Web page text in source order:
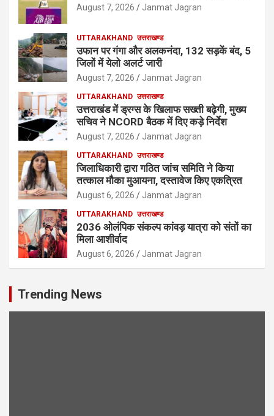
August 7, 2026 Janmat Jagran
UTTARAKHAND उत्तराखण्ड
उफान पर गंगा और अलकनंदा, 132 सड़कें बंद, 5
जिलों में येलो अलर्ट जारी
August 7, 2026 Janmat Jagran
UTTARAKHAND उत्तराखण्ड
उत्तराखंड में ड्रग्स के खिलाफ सख्ती बढ़ेगी, मुख्य
सचिव ने NCORD बैठक में दिए कड़े निर्देश
August 7, 2026 Janmat Jagran
UTTARAKHAND उत्तराखण्ड
जिलाधिकारी द्वारा गठित जांच समिति ने किया
तत्काल मौका मुआयना, दस्तावेज किए एकत्रित
August 6, 2026 Janmat Jagran
UTTARAKHAND उत्तराखण्ड
2036 ओलंपिक संकल्प कांवड़ यात्रा को संतों का
मिला आशीर्वाद
August 6, 2026 Janmat Jagran
Trending News